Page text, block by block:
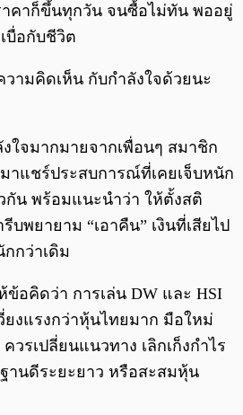
คาก็ขึ้นทุกวัน จนซื้อไม่ทัน พออยู่
บื่อกับชีวิต
ามคิดเห็น กับกำลังใจด้วยนะ
งใจมากมายจากเพื่อนๆ สมาชิก
าแชร์ประสบการณ์ที่เคยเจ็บหนัก
กัน พร้อมแนะนำว่า ให้ตั้งสติ
บพยายาม “เอาคืน” เงินที่เสียไป
กกว่าเดิม
อคิดว่า การเล่น DW และ HSI
ยงแรงกว่าหุ้นไทยมาก มือใหม่
วรเปลี่ยนแนวทาง เลิกเก็งกำไร
านดีระยะยาว หรือสะสมหุ้น